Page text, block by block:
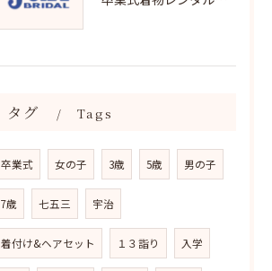
タグ Tags
卒業式 女の子 3歳 5歳 男の子
7歳 七五三 宇治
着付け&ヘアセット １３詣り 入学